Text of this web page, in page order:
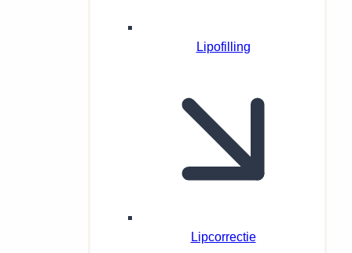
Lipofilling
Lipcorrectie